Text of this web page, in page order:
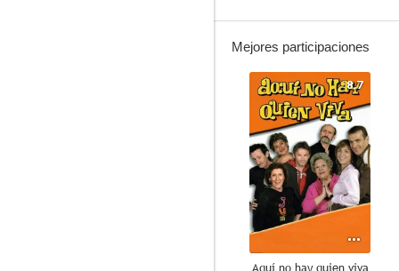
Mejores participaciones
8.7
Aquí no hay quien viva